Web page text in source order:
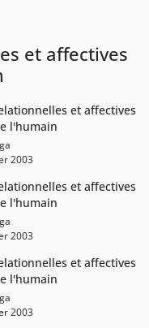
et affectives
et affectives
l'humain
2003
et affectives
l'humain
2003
et affectives
l'humain
2003